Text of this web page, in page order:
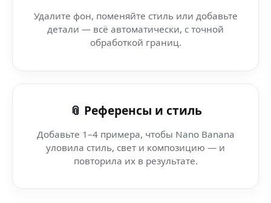
Генератор мемов (Threads) — контент под алгоритмы
AI Photo Generator Pro — Leonardo AI — твори с AI в в
Удалите фон, поменяйте стиль или добавьте
детали — всё автоматически, с точной
обработкой границ.
📎 Референсы и стиль
Добавьте 1–4 примера, чтобы Nano Banana
уловила стиль, свет и композицию — и
повторила их в результате.